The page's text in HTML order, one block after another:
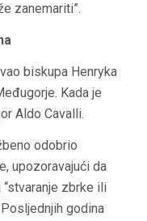
zanemariti”.
biskupa Henryka
Kada je
Aldo Cavalli.
odobrio
upozoravajući da
zbrke ili
godina